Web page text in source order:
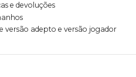
e devoluções
versão adepto e versão jogador